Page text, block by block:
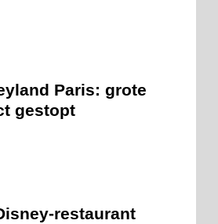
Paris: grote
gestopt
restaurant